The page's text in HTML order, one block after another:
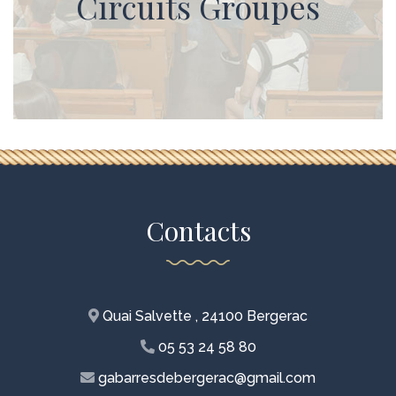
le bouton ci-dessous :
En savoir plus
Contacts
Quai Salvette , 24100 Bergerac
05 53 24 58 80
gabarresdebergerac@gmail.com